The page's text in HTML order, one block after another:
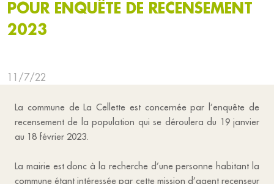
POUR ENQUÊTE DE RECENSEMENT
2023
11/7/22
La commune de La Cellette est concernée par l’enquête de
recensement de la population qui se déroulera du 19 janvier
au 18 février 2023.
La mairie est donc à la recherche d’une personne habitant la
commune étant intéressée par cette mission d’agent recenseur